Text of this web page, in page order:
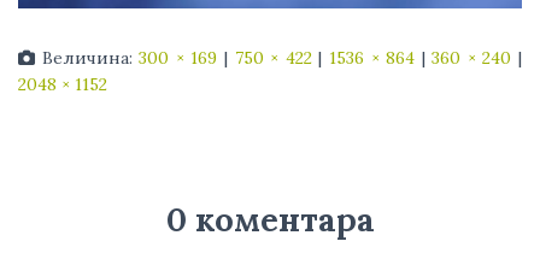
Величина:300 × 169 | 750 × 422 | 1536 × 864 | 360 × 240 |
2048 × 1152
0 коментара